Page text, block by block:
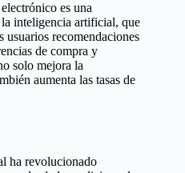
es una
inteligencia artificial, que
usuarios recomendaciones
de compra y
solo mejora la
aumenta las tasas de
ha revolucionado